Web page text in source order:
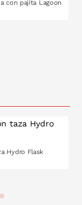
con pajita Lagoon
Hydro Flask